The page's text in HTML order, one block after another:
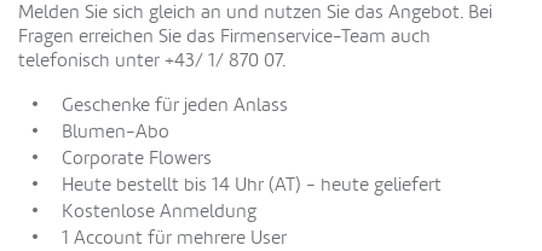
Melden Sie sich gleich an und nutzen Sie das Angebot. Bei
Fragen erreichen Sie das Firmenservice-Team auch
telefonisch unter +43/ 1/ 870 07.
Geschenke für jeden Anlass
Blumen-Abo
Corporate Flowers
Heute bestellt bis 14 Uhr (AT) - heute geliefert
Kostenlose Anmeldung
1 Account für mehrere User